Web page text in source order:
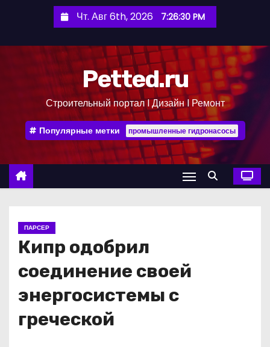
е
Чт. Авг 6th, 2026 7:26:31 PM
Petted.ru
Строительный портал l Дизайн l Ремонт
Популярные метки промышленные гидронасосы
ПАРСЕР
Кипр одобрил
соединение своей
энергосистемы с
греческой